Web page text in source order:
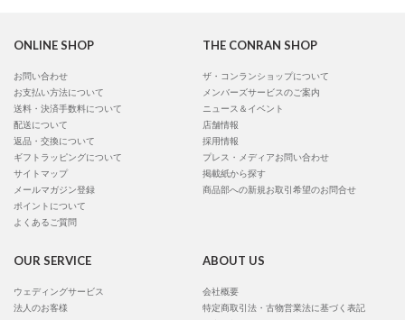
ONLINE SHOP
お問い合わせ
お支払い方法について
送料・決済手数料について
配送について
返品・交換について
ギフトラッピングについて
サイトマップ
メールマガジン登録
ポイントについて
よくあるご質問
THE CONRAN SHOP
ザ・コンランショップについて
メンバーズサービスのご案内
ニュース＆イベント
店舗情報
採用情報
プレス・メディアお問い合わせ
掲載紙から探す
商品部への新規お取引希望のお問合せ
OUR SERVICE
ウェディングサービス
法人のお客様
ABOUT US
会社概要
特定商取引法・古物営業法に基づく表記